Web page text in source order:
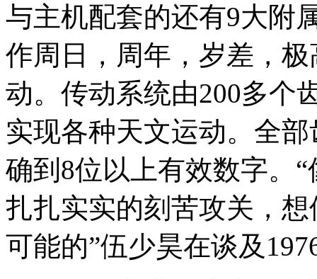
与主机配套的还有9大附
作周日，周年，岁差，
动。传动系统由200多个
实现各种天文运动。全
确到8位以上有效数字。
扎扎实实的刻苦攻关，
可能的”伍少昊在谈及